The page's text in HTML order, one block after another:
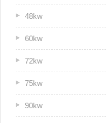
48kw
60kw
72kw
75kw
90kw